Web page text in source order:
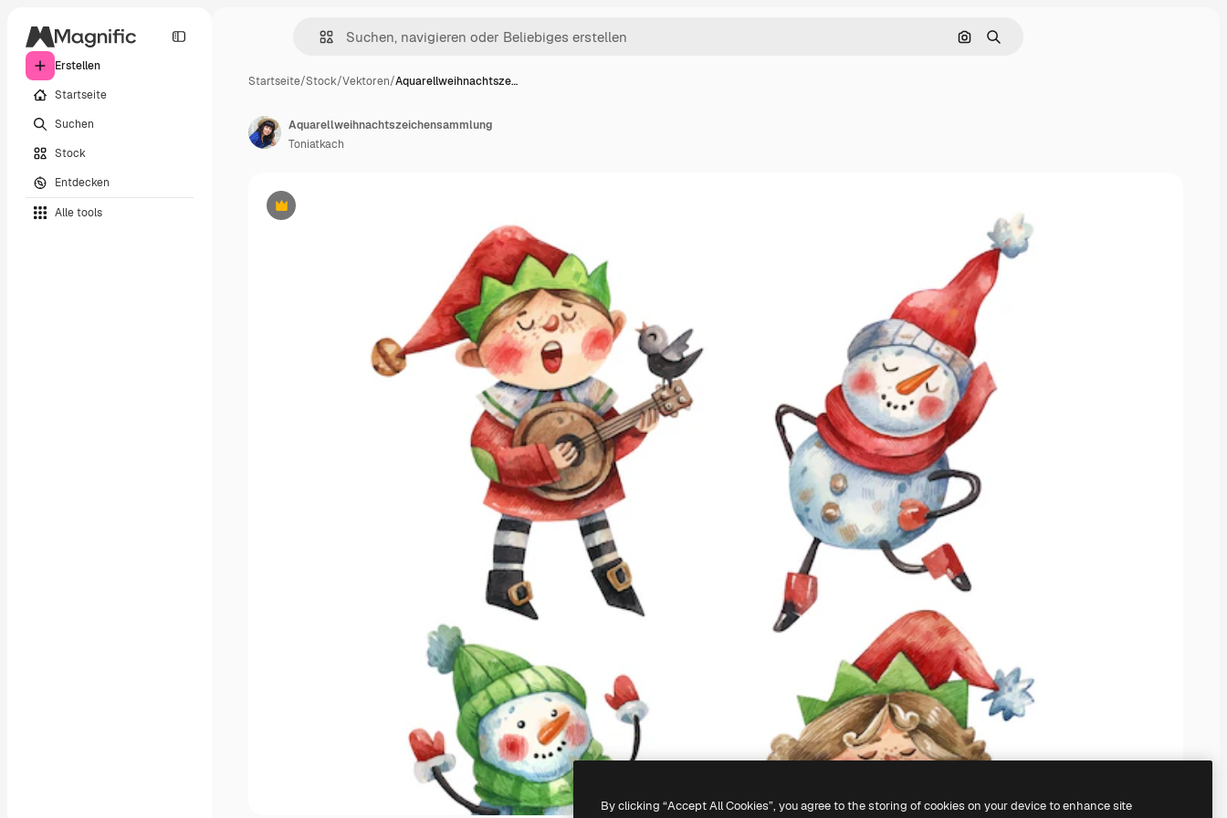
Erstellen
Startseite
Suchen
Stock
Entdecken
Alle tools
Nach Bild suchen
Suchen
Startseite/Stock/Vektoren/Aquarellweihnachtsze…
Premium
Aquarellweihnachtszeichensammlung
Toniatkach
By clicking “Accept All Cookies”, you agree to the storing of cookies on your device to enhance site